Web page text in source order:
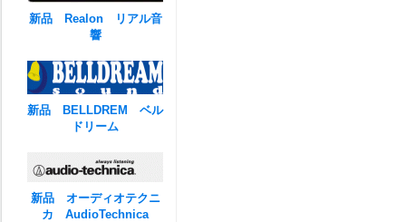
新品 Realon リアル音
響
新品 BELLDREM ベル
ドリーム
新品 オーディオテクニ
カ AudioTechnica